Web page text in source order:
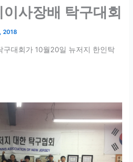
사장배 탁구대회
2018
구대회가 10월20일 뉴저지 한인탁